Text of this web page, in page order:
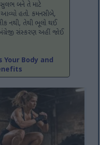
બને તે માટે
આવ્યો હતો. કમનસીબે,
નથી, તેથી ભૂલો થઈ
સંસ્કરણ અહીં જોઈ
Body and